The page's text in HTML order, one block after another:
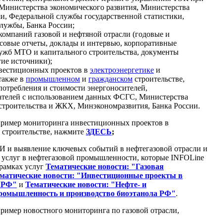
экономического развития, Министерства
Федеральной службы государственной статистики,
Банка России;
газовой и нефтяной отрасли (годовые и
отчеты, доклады и интервью, корпоративные
МТО и капитального строительства, документы
источники);
проектов в электроэнергетике и
в промышленном и гражданском строительстве,
и стоимости энергоносителей,
с использованием данных ФСГС, Министерства
и ЖКХ, Минэкономразвития, Банка России.
мониторинга инвестиционных проектов в
нажмите ЗДЕСЬ;
выявление ключевых событий в нефтегазовой отрасли и
в нефтегазовой промышленности, которые INFOLine
услуг Тематические новости: "Газовая
новости: "Инвестиционные проекты в
РФ" и Тематические новости: "Нефте- и
и производство биоэтанола РФ".
новостного мониторинга по газовой отрасли,